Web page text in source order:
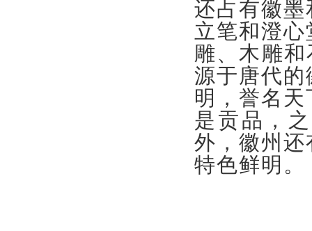
还占有徽
立笔和澄
雕、木雕
源于唐代
明，誉名
是贡品，
外，徽州
特色鲜明。